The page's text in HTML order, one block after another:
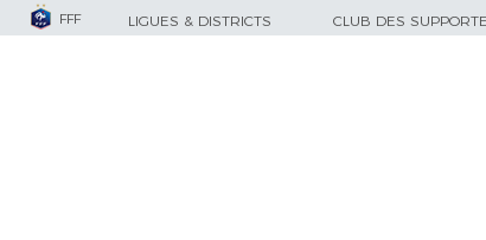
FFF LIGUES & DISTRICTS CLUB DES